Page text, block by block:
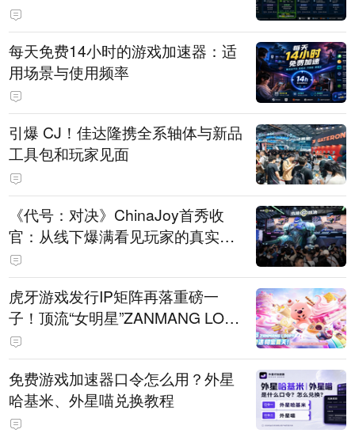
每天免费14小时的游戏加速器：适
用场景与使用频率
引爆 CJ！佳达隆携全系轴体与新品
工具包和玩家见面
《代号：对决》ChinaJoy首秀收
官：从线下爆满看见玩家的真实期
待
虎牙游戏发行IP矩阵再落重磅一
子！顶流“女明星”ZANMANG LOO
PY 正版3D消除手游《消消奇遇》
惊喜曝光
免费游戏加速器口令怎么用？外星
哈基米、外星喵兑换教程